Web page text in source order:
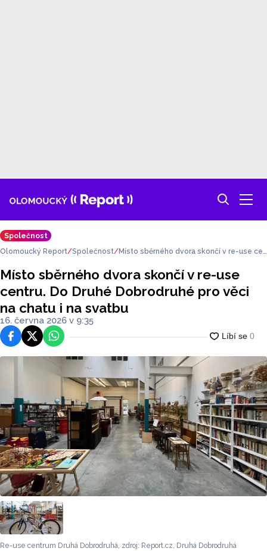
Společnost
Olomoucký Report Společnost
Místo sběrného dvora skončí v re-use cen
u i na svatbu
Místo sběrného dvora skončí v re-use
centru. Do Druhé Dobrodruhé pro věci
na chatu i na svatbu
16. června 2026 v 9:35
FacebookPlatforma X
WhatsApp
Re-use centrum Druhá Dobrodruhá, zdroj: Report.cz, Druhá Dobrodruhá